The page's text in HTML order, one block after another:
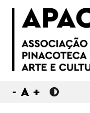
- A +